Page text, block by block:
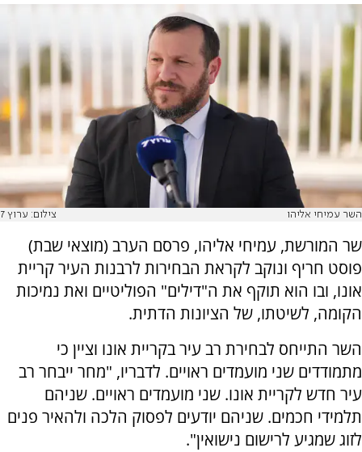
השר עמיחי אליהו צילום: ערוץ 7
שר המורשת, עמיחי אליהו, פרסם הערב (מוצאי שבת)
פוסט חריף ונוקב לקראת הבחירות לרבנות העיר קריית
אונו, ובו הוא תוקף את ה"דילים" הפוליטיים ואת נמיכות
הקומה, לשיטתו, של הציונות הדתית.
השר התייחס לבחירת רב עיר בקריית אונו וציין כי
מתמודדים שני מועמדים ראויים. לדבריו, "מחר ייבחר רב
עיר חדש לקריית אונו. שני מועמדים ראויים. שניהם
תלמידי חכמים. שניהם יודעים לפסוק הלכה ולהאיר פנים
לזוג שמגיע לרישום נישואין".